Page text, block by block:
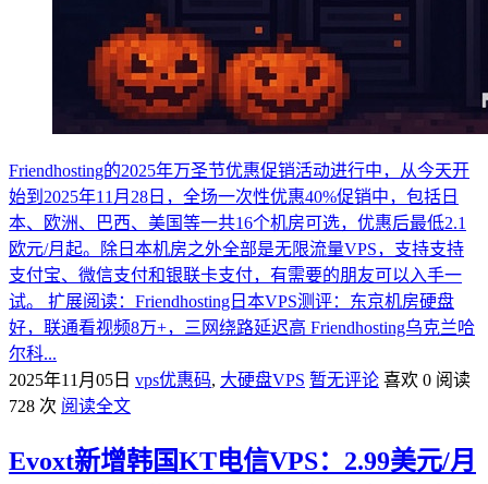
Friendhosting的2025年万圣节优惠促销活动进行中，从今天开
始到2025年11月28日，全场一次性优惠40%促销中，包括日
本、欧洲、巴西、美国等一共16个机房可选，优惠后最低2.1
欧元/月起。除日本机房之外全部是无限流量VPS，支持支持
支付宝、微信支付和银联卡支付，有需要的朋友可以入手一
试。 扩展阅读：Friendhosting日本VPS测评：东京机房硬盘
好，联通看视频8万+，三网绕路延迟高 Friendhosting乌克兰哈
尔科...
2025年11月05日 vps优惠码, 大硬盘VPS 暂无评论 喜欢 0 阅读
728 次 阅读全文
Evoxt新增韩国KT电信VPS：2.99美元/月